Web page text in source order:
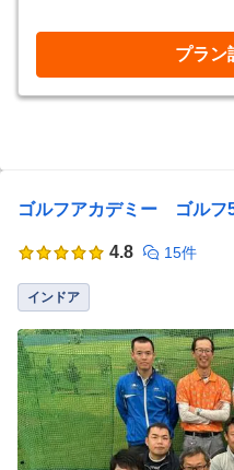
プラン
ゴルフアカデミー ゴルフ
4.8 15件
インドア